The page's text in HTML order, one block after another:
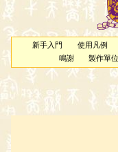
新手入門 使用凡例
鳴謝
製作單位